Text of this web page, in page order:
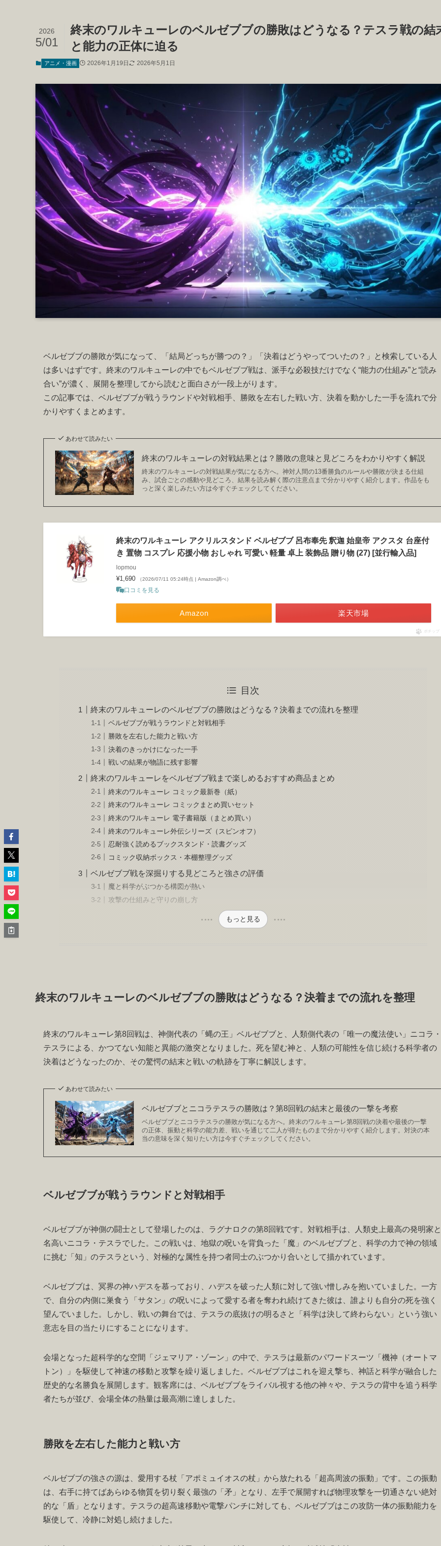
終末のワルキューレのベルゼブブの勝敗はどうなる？テスラ戦の結
と能力の正体に迫る
2026
5/01
アニメ・漫画 2026年1月19日 2026年5月1日
ベルゼブブの勝敗が気になって、「結局どっちが勝つの？」「決着はどうやってついたの？」と検索している人
は多いはずです。終末のワルキューレの中でもベルゼブブ戦は、派手な必殺技だけでなく“能力の仕組み”と“読み
合い”が濃く、展開を整理してから読むと面白さが一段上がります。
この記事では、ベルゼブブが戦うラウンドや対戦相手、勝敗を左右した戦い方、決着を動かした一手を流れで分
かりやすくまとめます。
あわせて読みたい
終末のワルキューレの対戦結果とは？勝敗の意味と見どころをわかりやすく解説
終末のワルキューレの対戦結果が気になる方へ。神対人間の13番勝負のルールや勝敗が決まる仕組
み、試合ごとの感動や見どころ、結果を読み解く際の注意点まで分かりやすく紹介します。作品をも
っと深く楽しみたい方は今すぐチェックしてください。
終末のワルキューレ アクリルスタンド ベルゼブブ 呂布奉先 釈迦 始皇帝 アクスタ 台座付
き 置物 コスプレ 応援小物 おしゃれ 可愛い 軽量 卓上 装飾品 贈り物 (27) [並行輸入品]
lopmou
¥1,690 （2026/07/11 05:24時点 | Amazon調べ）
口コミを見る
Amazon 楽天市場
ポチップ
目次
終末のワルキューレのベルゼブブの勝敗はどうなる？決着までの流れを整理
ベルゼブブが戦うラウンドと対戦相手
勝敗を左右した能力と戦い方
決着のきっかけになった一手
戦いの結果が物語に残す影響
終末のワルキューレをベルゼブブ戦まで楽しめるおすすめ商品まとめ
終末のワルキューレ コミック最新巻（紙）
終末のワルキューレ コミックまとめ買いセット
終末のワルキューレ 電子書籍版（まとめ買い）
終末のワルキューレ外伝シリーズ（スピンオフ）
忍耐強く読めるブックスタンド・読書グッズ
コミック収納ボックス・本棚整理グッズ
ベルゼブブ戦を深掘りする見どころと強さの評価
魔と科学がぶつかる構図が熱い
攻撃の仕組みと守りの崩し方
もっと見る
終末のワルキューレのベルゼブブの勝敗はどうなる？決着までの流れを整理
終末のワルキューレ第8回戦は、神側代表の「蝿の王」ベルゼブブと、人類側代表の「唯一の魔法使い」ニコラ・
テスラによる、かつてない知能と異能の激突となりました。死を望む神と、人類の可能性を信じ続ける科学者の
決着はどうなったのか、その驚愕の結末と戦いの軌跡を丁寧に解説します。
あわせて読みたい
ベルゼブブとニコラテスラの勝敗は？第8回戦の結末と最後の一撃を考察
ベルゼブブとニコラテスラの勝敗が気になる方へ。終末のワルキューレ第8回戦の決着や最後の一撃
の正体、振動と科学の能力差、戦いを通じて二人が得たものまで分かりやすく紹介します。対決の本
当の意味を深く知りたい方は今すぐチェックしてください。
ベルゼブブが戦うラウンドと対戦相手
ベルゼブブが神側の闘士として登場したのは、ラグナロクの第8回戦です。対戦相手は、人類史上最高の発明家と
名高いニコラ・テスラでした。この戦いは、地獄の呪いを背負った「魔」のベルゼブブと、科学の力で神の領域
に挑む「知」のテスラという、対極的な属性を持つ者同士のぶつかり合いとして描かれています。
ベルゼブブは、冥界の神ハデスを慕っており、ハデスを破った人類に対して強い憎しみを抱いていました。一方
で、自分の内側に巣食う「サタン」の呪いによって愛する者を奪われ続けてきた彼は、誰よりも自分の死を強く
望んでいました。しかし、戦いの舞台では、テスラの底抜けの明るさと「科学は決して終わらない」という強い
意志を目の当たりにすることになります。
会場となった超科学的な空間「ジェマリア・ゾーン」の中で、テスラは最新のパワードスーツ「機神（オートマ
トン）」を駆使して神速の移動と攻撃を繰り返しました。ベルゼブブはこれを迎え撃ち、神話と科学が融合した
歴史的な名勝負を展開します。観客席には、ベルゼブブをライバル視する他の神々や、テスラの背中を追う科学
者たちが並び、会場全体の熱量は最高潮に達しました。
勝敗を左右した能力と戦い方
ベルゼブブの強さの源は、愛用する杖「アポミュイオスの杖」から放たれる「超高周波の振動」です。この振動
は、右手に持てばあらゆる物質を切り裂く最強の「矛」となり、左手で展開すれば物理攻撃を一切通さない絶対
的な「盾」となります。テスラの超高速移動や電撃パンチに対しても、ベルゼブブはこの攻防一体の振動能力を
駆使して、冷静に対処し続けました。